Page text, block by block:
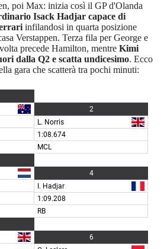
poi Max: inizia così il GP d'Olanda
Isack Hadjar capace di
infilandosi in quarta posizione
Verstappen. Terza fila per George e
precede Hamilton, mentre Kimi
dalla Q2 e scatta undicesimo. Ecco
gara che scatterà tra pochi minuti: